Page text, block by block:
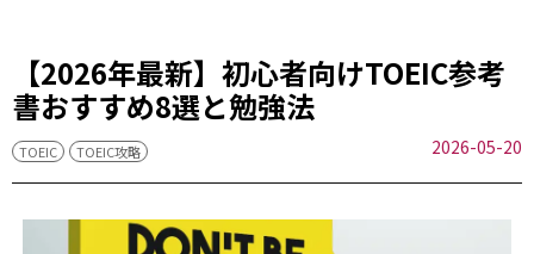
【2026年最新】初心者向けTOEIC参考
書おすすめ8選と勉強法
TOEIC TOEIC攻略 2026-05-20